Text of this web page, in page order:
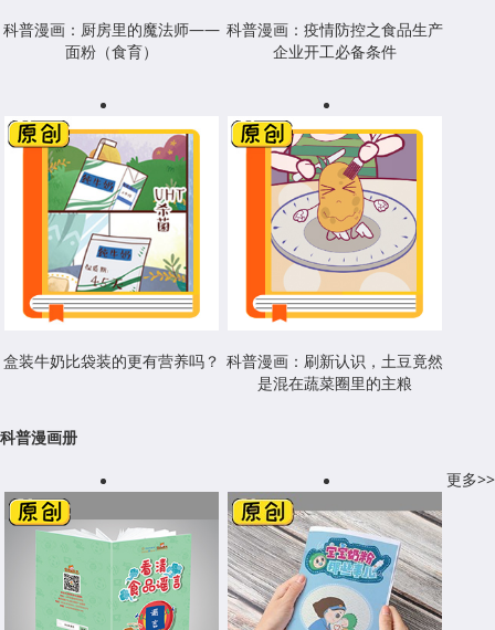
科普漫画：厨房里的魔法师——
面粉（食育）
科普漫画：疫情防控之食品生产
企业开工必备条件
盒装牛奶比袋装的更有营养吗？ 科普漫画：刷新认识，土豆竟然
是混在蔬菜圈里的主粮
科普漫画册
更多>>